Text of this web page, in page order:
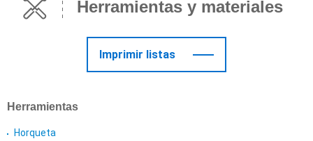
Herramientas y materiales
Imprimir listas
Herramientas
Horqueta